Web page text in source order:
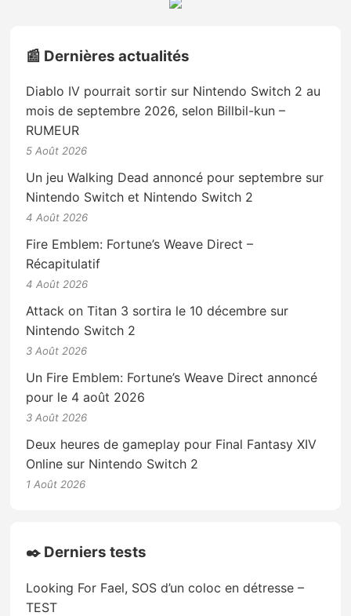
📰 Dernières actualités
Diablo IV pourrait sortir sur Nintendo Switch 2 au
mois de septembre 2026, selon Billbil-kun –
RUMEUR
5 Août 2026
Un jeu Walking Dead annoncé pour septembre sur
Nintendo Switch et Nintendo Switch 2
4 Août 2026
Fire Emblem: Fortune’s Weave Direct –
Récapitulatif
4 Août 2026
Attack on Titan 3 sortira le 10 décembre sur
Nintendo Switch 2
3 Août 2026
Un Fire Emblem: Fortune’s Weave Direct annoncé
pour le 4 août 2026
3 Août 2026
Deux heures de gameplay pour Final Fantasy XIV
Online sur Nintendo Switch 2
1 Août 2026
✒️ Derniers tests
Looking For Fael, SOS d’un coloc en détresse –
TEST